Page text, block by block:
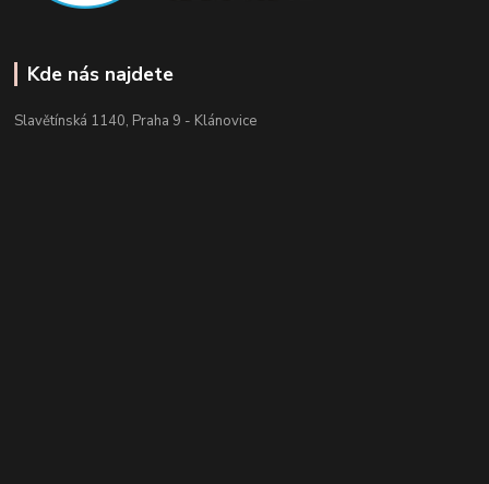
Kde nás najdete
Slavětínská 1140, Praha 9 - Klánovice